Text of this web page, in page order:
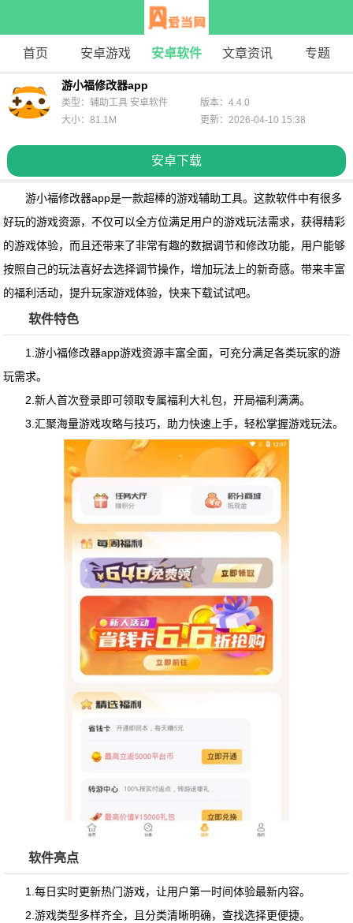
首页 安卓游戏 安卓软件 文章资讯 专题
游小福修改器app
安卓下载
类型：辅助工具 安卓软件
版本：4.4.0
大小：81.1M
更新：2026-04-10 15:38
游小福修改器app是一款超棒的游戏辅助工具。这款软件中有很多
好玩的游戏资源，不仅可以全方位满足用户的游戏玩法需求，获得精彩
的游戏体验，而且还带来了非常有趣的数据调节和修改功能，用户能够
按照自己的玩法喜好去选择调节操作，增加玩法上的新奇感。带来丰富
的福利活动，提升玩家游戏体验，快来下载试试吧。
软件特色
1.游小福修改器app游戏资源丰富全面，可充分满足各类玩家的游
玩需求。
2.新人首次登录即可领取专属福利大礼包，开局福利满满。
3.汇聚海量游戏攻略与技巧，助力快速上手，轻松掌握游戏玩法。
软件亮点
1.每日实时更新热门游戏，让用户第一时间体验最新内容。
2.游戏类型多样齐全，且分类清晰明确，查找选择更便捷。